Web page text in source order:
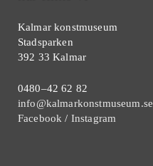
Kalmar konstmuseum
Stadsparken
392 33 Kalmar
0480–42 62 82
info@kalmarkonstmuseum.se
Facebook / Instagram